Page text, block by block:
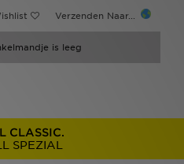
Verzenden Naar...
is leeg
CLASSIC.
SPEZIAL